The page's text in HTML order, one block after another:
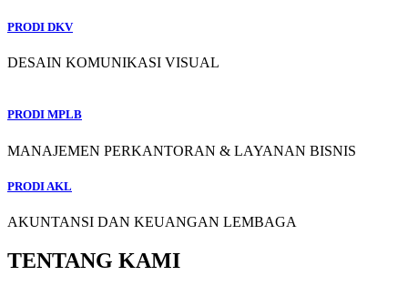
PRODI DKV
DESAIN KOMUNIKASI VISUAL
PRODI MPLB
MANAJEMEN PERKANTORAN & LAYANAN BISNIS
PRODI AKL
AKUNTANSI DAN KEUANGAN LEMBAGA
TENTANG KAMI